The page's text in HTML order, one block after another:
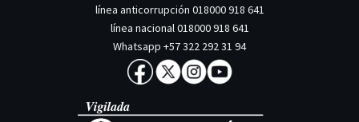
línea anticorrupción 018000 918 641
línea nacional 018000 918 641
Whatsapp +57 322 292 31 94